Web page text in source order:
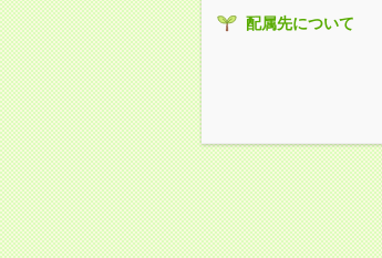
配属先について